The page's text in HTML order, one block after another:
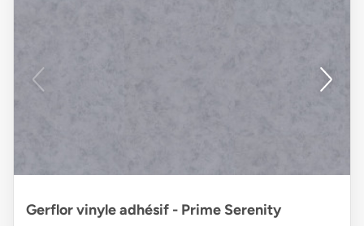
Gerflor vinyle adhésif - Prime Serenity